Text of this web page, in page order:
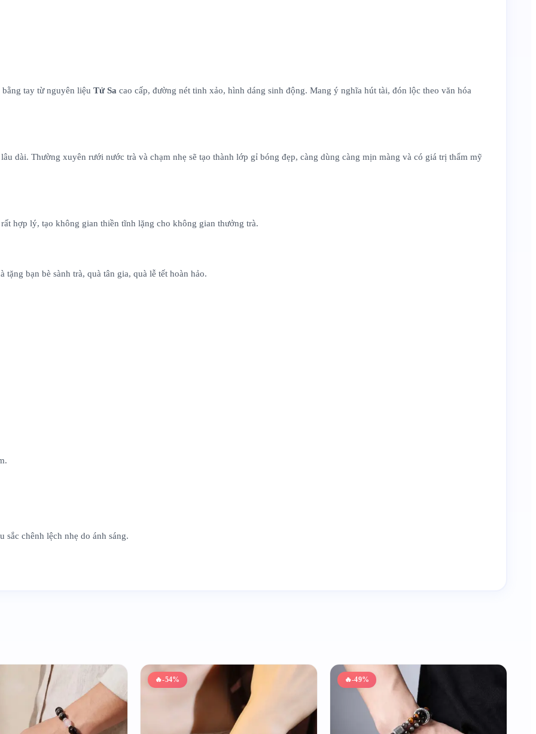
bằng tay từ nguyên liệuTử Sa cao cấp, đường nét tinh xảo, hình dáng sinh động. Mang ý nghĩa hút tài, đón lộc theo văn hóa
dài. Thường xuyên rưới nước trà và chạm nhẹ sẽ tạo thành lớp gỉ bóng đẹp, càng dùng càng mịn màng và có giá trị thẩm mỹ
hợp lý, tạo không gian thiền tĩnh lặng cho không gian thưởng trà.
bạn bè sành trà, quà tân gia, quà lễ tết hoàn hảo.
sắc chênh lệch nhẹ do ánh sáng.
🔥-54% 🔥-49%